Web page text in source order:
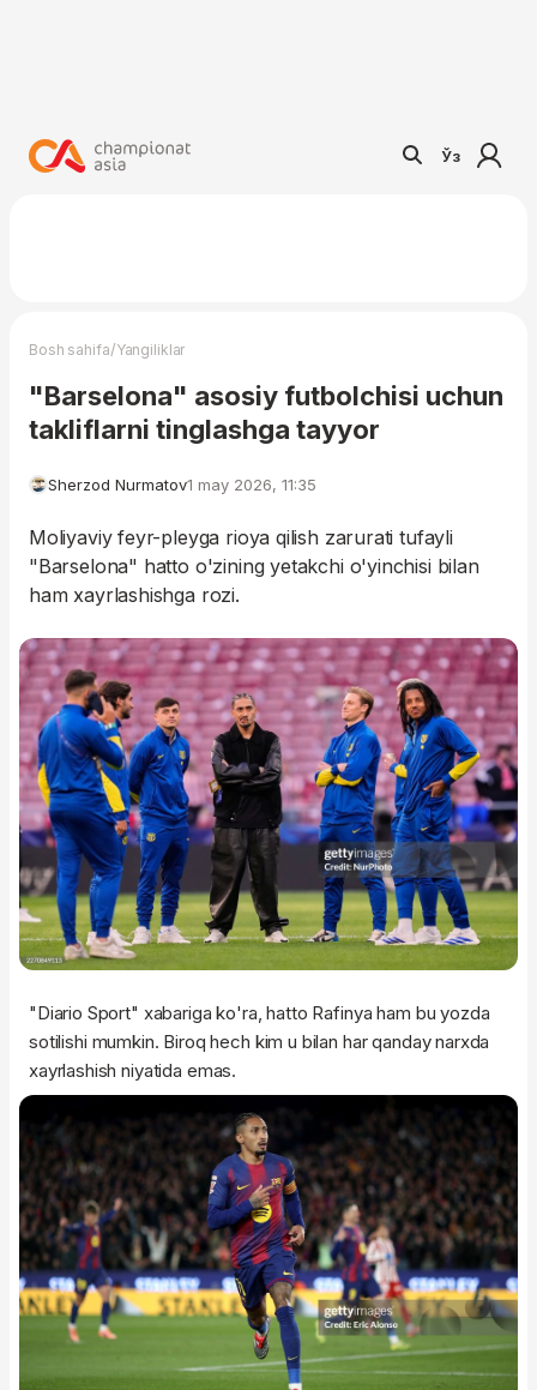
Ўз
Bosh sahifa/Yangiliklar
"Barselona" asosiy futbolchisi uchun
takliflarni tinglashga tayyor
Sherzod Nurmatov1 may 2026, 11:35
Moliyaviy feyr-pleyga rioya qilish zarurati tufayli
"Barselona" hatto o'zining yetakchi o'yinchisi bilan
ham xayrlashishga rozi.
"Diario Sport" xabariga ko'ra, hatto Rafinya ham bu yozda
sotilishi mumkin. Biroq hech kim u bilan har qanday narxda
xayrlashish niyatida emas.